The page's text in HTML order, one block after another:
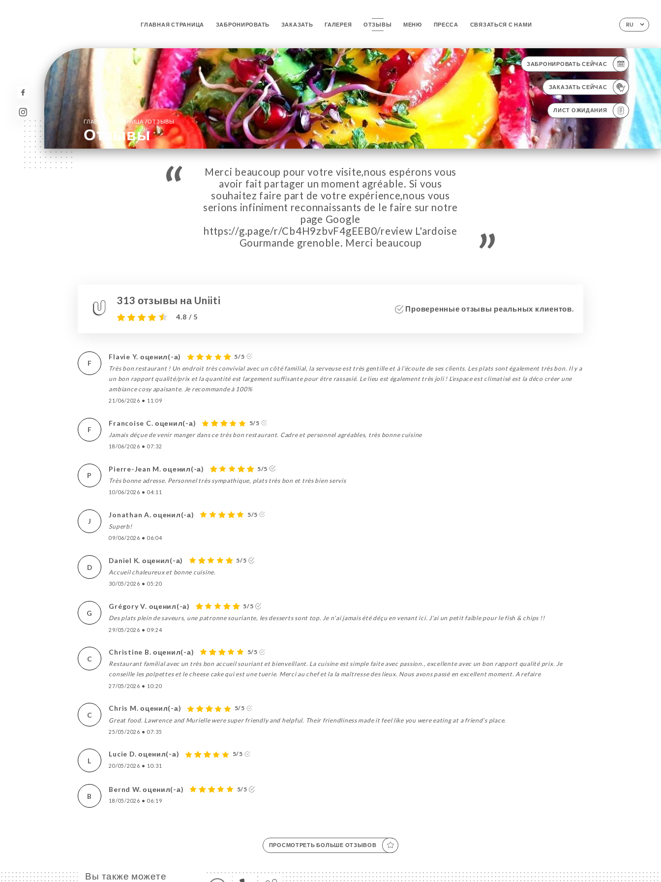
RU
ГЛАВНАЯ СТРАНИЦА ЗАБРОНИРОВАТЬ ЗАКАЗАТЬ ГАЛЕРЕЯ ОТЗЫВЫ МЕНЮ ПРЕССА СВЯЗАТЬСЯ С НАМИ
ЗАБРОНИРОВАТЬ СЕЙЧАС
ЗАКАЗАТЬ СЕЙЧАС
ЛИСТ ОЖИДАНИЯ
ГЛАВНАЯ СТРАНИЦА /ОТЗЫВЫ
Отзывы
Merci beaucoup pour votre visite,nous espérons vous
avoir fait partager un moment agréable. Si vous
souhaitez faire part de votre expérience,nous vous
serions infiniment reconnaissants de le faire sur notre
page Google
https://g.page/r/Cb4H9zbvF4gEEB0/review L'ardoise
Gourmande grenoble. Merci beaucoup
313 отзывы на Uniiti
4.8 / 5
Проверенные отзывы реальных клиентов.
F
Flavie Y. оценил(-а)
5/5
Très bon restaurant ! Un endroit très convivial avec un côté familial, la serveuse est très gentille et à l’écoute de ses clients. Les plats sont également très bon. Il y a
un bon rapport qualité/prix et la quantité est largement suffisante pour être rassasié. Le lieu est également très joli ! L’espace est climatisé est la déco créer une
ambiance cosy apaisante. Je recommande à 100%
21/06/2026 • 11:09
F
Francoise C. оценил(-а)
5/5
Jamais déçue de venir manger dans ce très bon restaurant. Cadre et personnel agréables, très bonne cuisine
18/06/2026 • 07:32
P
Pierre-Jean M. оценил(-а)
5/5
Très bonne adresse. Personnel très sympathique, plats très bon et très bien servis
10/06/2026 • 04:11
J
Jonathan A. оценил(-а)
5/5
Superb!
09/06/2026 • 06:04
D
Daniel K. оценил(-а)
5/5
Accueil chaleureux et bonne cuisine.
30/05/2026 • 05:20
G
Grégory V. оценил(-а)
5/5
Des plats plein de saveurs, une patronne souriante, les desserts sont top. Je n'ai jamais été déçu en venant ici. J'ai un petit faible pour le fish & chips !!
29/05/2026 • 09:24
C
Christine B. оценил(-а)
5/5
Restaurant familial avec un très bon accueil souriant et bienveillant. La cuisine est simple faite avec passion., excellente avec un bon rapport qualité prix. Je
conseille les polpettes et le cheese cake qui est une tuerie. Merci au chef et la la maîtresse des lieux. Nous avons passé en excellent moment. A refaire
27/05/2026 • 10:20
C
Chris M. оценил(-а)
5/5
Great food. Lawrence and Murielle were super friendly and helpful. Their friendliness made it feel like you were eating at a friend’s place.
25/05/2026 • 07:35
L
Lucie D. оценил(-а) 5/5
20/05/2026 • 10:31
B
Bernd W. оценил(-а) 5/5
18/05/2026 • 06:19
ПРОСМОТРЕТЬ БОЛЬШЕ ОТЗЫВОВ
Вы также можете